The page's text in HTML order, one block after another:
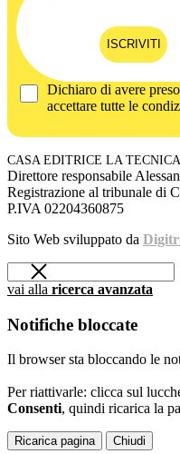
ISCRIVITI
Dichiaro di avere
accettare tutte le
CASA EDITRICE LA
Direttore responsabile
Registrazione al tribunale di
P.IVA 02204360875
Sito Web sviluppato da
vai alla ricerca avanzata
Notifiche bloccate
Il browser sta bloccando le
Per riattivarle: clicca sul
Consenti, quindi ricarica la
Ricarica pagina Chiudi